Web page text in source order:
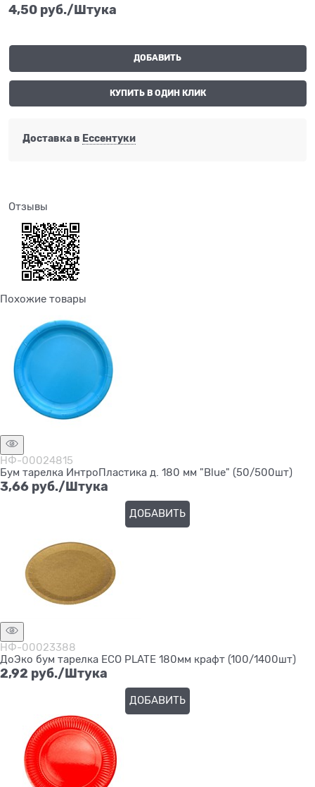
4,50 руб./Штука
ДОБАВИТЬ
КУПИТЬ В ОДИН КЛИК
Доставка в Ессентуки
Отзывы
Похожие товары
НФ-00024815
Бум тарелка ИнтроПластика д. 180 мм "Blue" (50/500шт)
3,66 руб./Штука
ДОБАВИТЬ
НФ-00023388
ДоЭко бум тарелка ECO PLATE 180мм крафт (100/1400шт)
2,92 руб./Штука
ДОБАВИТЬ